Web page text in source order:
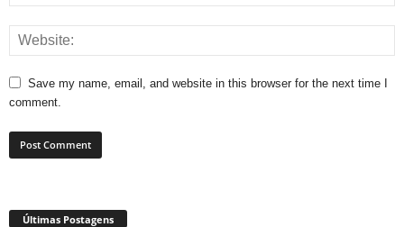
Save my name, email, and website in this browser for the next time I
comment.
Últimas Postagens